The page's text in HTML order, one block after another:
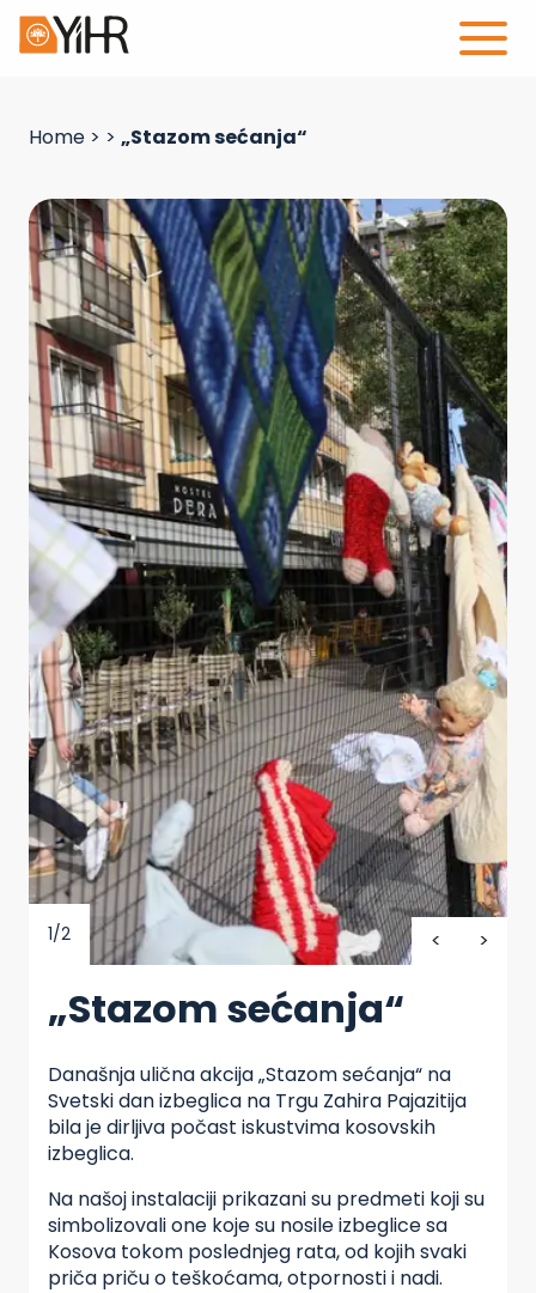
Home > > „Stazom sećanja“
1/2
„Stazom sećanja“
Današnja ulična akcija „Stazom sećanja“ na
Svetski dan izbeglica na Trgu Zahira Pajazitija
bila je dirljiva počast iskustvima kosovskih
izbeglica.
Na našoj instalaciji prikazani su predmeti koji su
simbolizovali one koje su nosile izbeglice sa
Kosova tokom poslednjeg rata, od kojih svaki
priča priču o teškoćama, otpornosti i nadi.